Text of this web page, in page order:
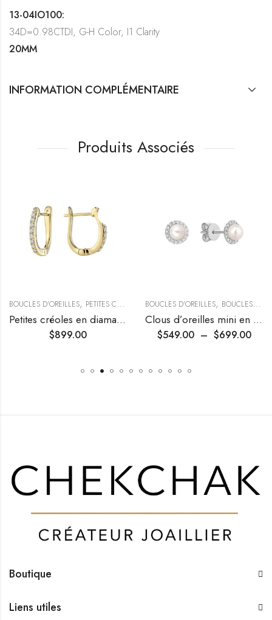
13-04IO100:
34D=0.98CTDI, G-H Color, I1 Clarity
20MM
INFORMATION COMPLÉMENTAIRE
Produits Associés
BOUCLES D'OREILLES, PETITES CRÉOLES
Petites créoles en diamants
$899.00
BOUCLES D'OREILLES, BOUCLES D'OREILLES EN PERLES
Clous d’oreilles mini en perles et diamants halo
$549.00 – $699.00
Boutique
Liens utiles